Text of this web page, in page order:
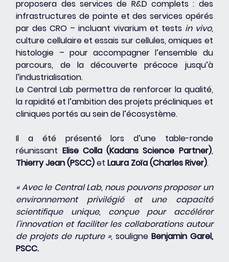
proposera des services de R&D complets : des
infrastructures de pointe et des services opérés
par des CRO – incluant vivarium et tests in vivo,
culture cellulaire et essais sur cellules, omiques et
histologie – pour accompagner l’ensemble du
parcours, de la découverte précoce jusqu’à
l’industrialisation.
Le Central Lab permettra de renforcer la qualité,
la rapidité et l’ambition des projets précliniques et
cliniques portés au sein de l’écosystème.
Il a été présenté lors d’une table-ronde
réunissant Elise Colla (Kadans Science Partner),
Thierry Jean (PSCC) et Laura Zoïa (Charles River).
« Avec le Central Lab, nous pouvons proposer un
environnement privilégié et une capacité
scientifique unique, conçue pour accélérer
l’innovation et faciliter les collaborations autour
de projets de rupture », souligne Benjamin Garel,
PSCC.